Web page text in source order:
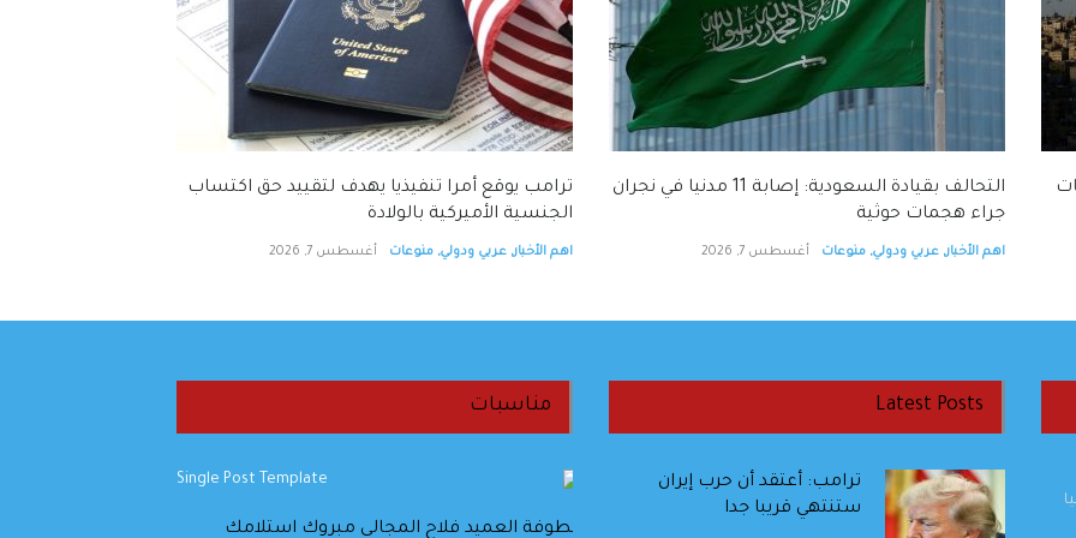
ترامب يوقع أمرا تنفيذيا يهدف لتقييد حق اكتساب
الجنسية الأميركية بالولادة
اهم الأخبار, عربي ودولي, منوعات أغسطس 7, 2026
التحالف بقيادة السعودية: إصابة 11 مدنيا في نجران
جراء هجمات حوثية
اهم الأخبار, عربي ودولي, منوعات أغسطس 7, 2026
Latest Posts
ترامب: أعتقد أن حرب إيران
ستنتهي قريبا جدا
مناسبات
عطوفة العميد فلاح المجالي مبروك استلامك أ. د. اخليف الطراونة : مبارك يا مهندس سيف…